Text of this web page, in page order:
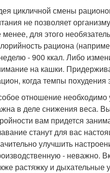
цикличной смены
не позволяет
менее, для этого
рациона
- 900 ккал. Либо
на кашки.
когда темпы похудения
отношение необходимо
в деле снижения веса.
вам придется
станут для вас
улучшить
- неважно.
растяжку и дыхательные